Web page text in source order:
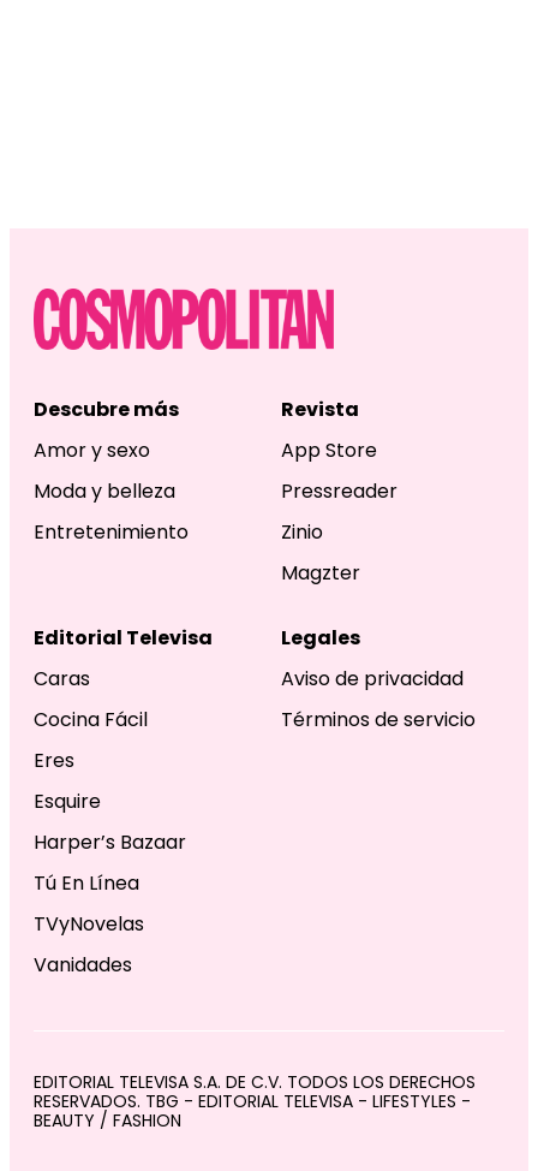
Descubre más
Amor y sexo
Moda y belleza
Entretenimiento
Revista
App Store
Pressreader
Zinio
Magzter
Editorial Televisa
Caras
Cocina Fácil
Eres
Esquire
Harper’s Bazaar
Tú En Línea
TVyNovelas
Vanidades
Legales
Aviso de privacidad
Términos de servicio
EDITORIAL TELEVISA S.A. DE C.V. TODOS LOS DERECHOS
RESERVADOS. TBG - EDITORIAL TELEVISA - LIFESTYLES -
BEAUTY / FASHION